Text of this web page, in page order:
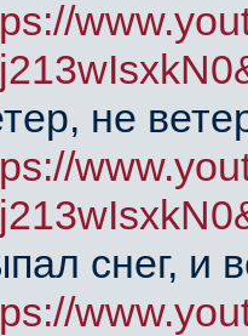
не
снег, и